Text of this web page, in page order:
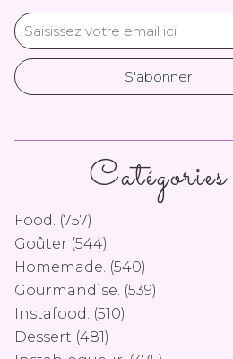
Catégories
Food. (757)
Goûter (544)
Homemade. (540)
Gourmandise. (539)
Instafood. (510)
Dessert (481)